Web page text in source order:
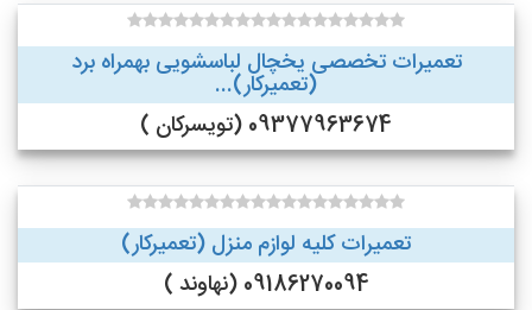
تعمیرات تخصصی یخچال لباسشویی بهمراه برد
(تعمیرکار)...
09377963674 (تویسرکان )
تعمیرات کلیه لوازم منزل (تعمیرکار)
09186270094 (نهاوند )